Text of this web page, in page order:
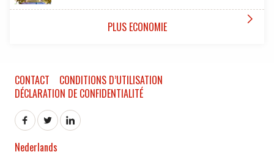
PLUS ECONOMIE 
CONTACT
CONDITIONS D’UTILISATION
DÉCLARATION DE CONFIDENTIALITÉ
Nederlands